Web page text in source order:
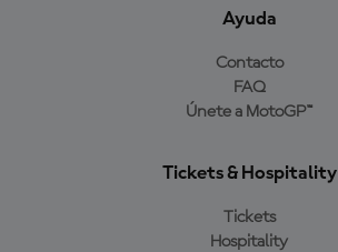
Ayuda
Contacto
FAQ
Únete a MotoGP™
Tickets & Hospitality
Tickets
Hospitality